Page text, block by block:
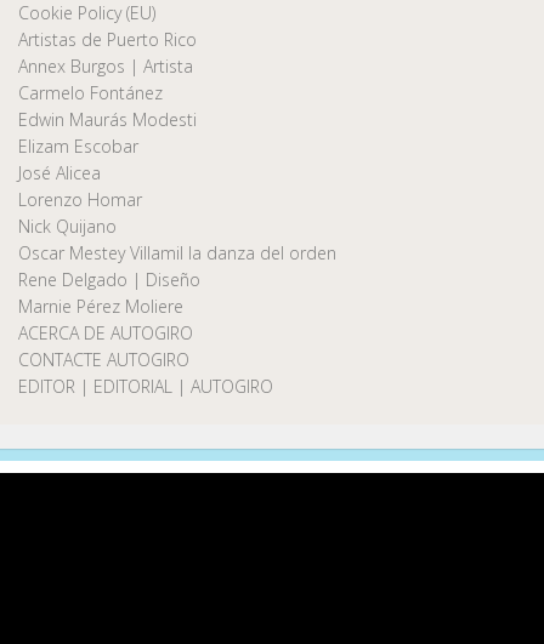
Cookie Policy (EU)
Artistas de Puerto Rico
Annex Burgos | Artista
Carmelo Fontánez
Edwin Maurás Modesti
Elizam Escobar
José Alicea
Lorenzo Homar
Nick Quijano
Oscar Mestey Villamil la danza del orden
Rene Delgado | Diseño
Marnie Pérez Moliere
ACERCA DE AUTOGIRO
CONTACTE AUTOGIRO
EDITOR | EDITORIAL | AUTOGIRO